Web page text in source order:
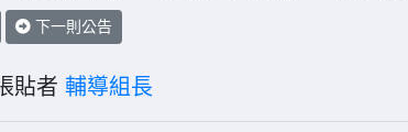
下一則公告
貼者 輔導組長